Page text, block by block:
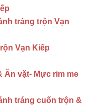
tráng trộn Vạn
Vạn Kiếp
Ăn vặt- Mực rim me
tráng cuốn trộn &